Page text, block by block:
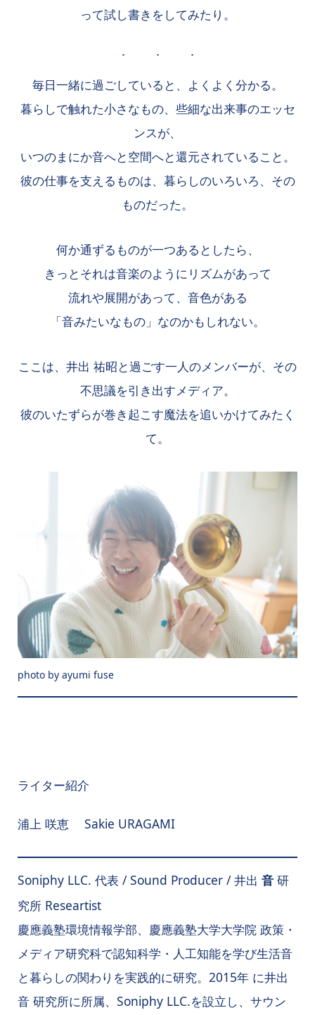
って試し書きをしてみたり。
毎日一緒に過ごしていると、よくよく分かる。
暮らしで触れた小さなもの、些細な出来事のエッセ
ンスが、
いつのまにか音へと空間へと還元されていること。
彼の仕事を支えるものは、暮らしのいろいろ、その
ものだった。
何か通ずるものが一つあるとしたら、
きっとそれは音楽のようにリズムがあって
流れや展開があって、音色がある
「音みたいなもの」なのかもしれない。
ここは、井出 祐昭と過ごす一人のメンバーが、その
不思議を引き出すメディア。
彼のいたずらが巻き起こす魔法を追いかけてみたく
て。
photo by ayumi fuse
ライター紹介
浦上 咲恵 Sakie URAGAMI
Soniphy LLC. 代表 / Sound Producer / 井出 音研
究所 Researtist
慶應義塾環境情報学部、慶應義塾大学大学院 政策・
メディア研究科で認知科学・人工知能を学び生活音
と暮らしの関わりを実践的に研究。2015年 に井出
音 研究所に所属、Soniphy LLC.を設立し、サウン